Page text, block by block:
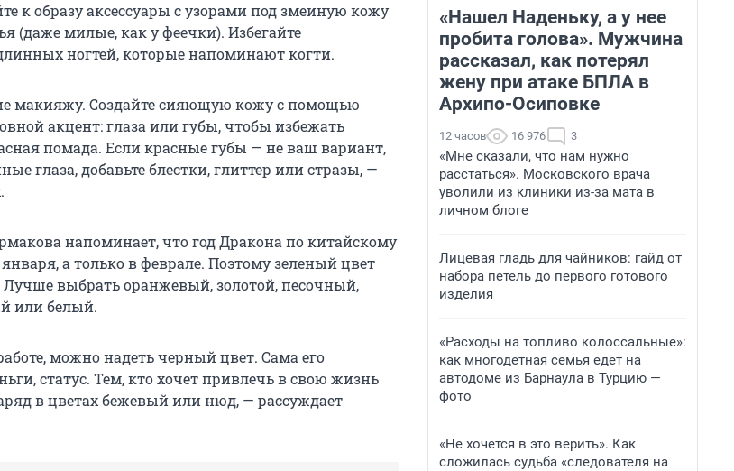
к образу аксессуары с узорами под змеиную кожу
(даже милые, как у феечки). Избегайте
ногтей, которые напоминают когти.
макияжу. Создайте сияющую кожу с помощью
акцент: глаза или губы, чтобы избежать
помада. Если красные губы — не ваш вариант,
глаза, добавьте блестки, глиттер или стразы, —
напоминает, что год Дракона по китайскому
а только в феврале. Поэтому зеленый цвет
выбрать оранжевый, золотой, песочный,
или белый.
можно надеть черный цвет. Сама его
статус. Тем, кто хочет привлечь в свою жизнь
в цветах бежевый или нюд, — рассуждает
«Нашел Наденьку, а у нее
пробита голова». Мужчина
рассказал, как потерял
жену при атаке БПЛА в
Архипо-Осиповке
12 часов 16 976 3
«Мне сказали, что нам нужно
расстаться». Московского врача
уволили из клиники из-за мата в
личном блоге
Лицевая гладь для чайников: гайд от
набора петель до первого готового
изделия
«Расходы на топливо колоссальные»:
как многодетная семья едет на
автодоме из Барнаула в Турцию —
фото
«Не хочется в это верить». Как
сложилась судьба «следователя на